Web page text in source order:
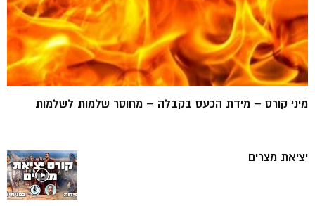
מיני קורס – מידת הכעס בקבלה – מחוסר שלמות לשלמות
יציאת מצרים